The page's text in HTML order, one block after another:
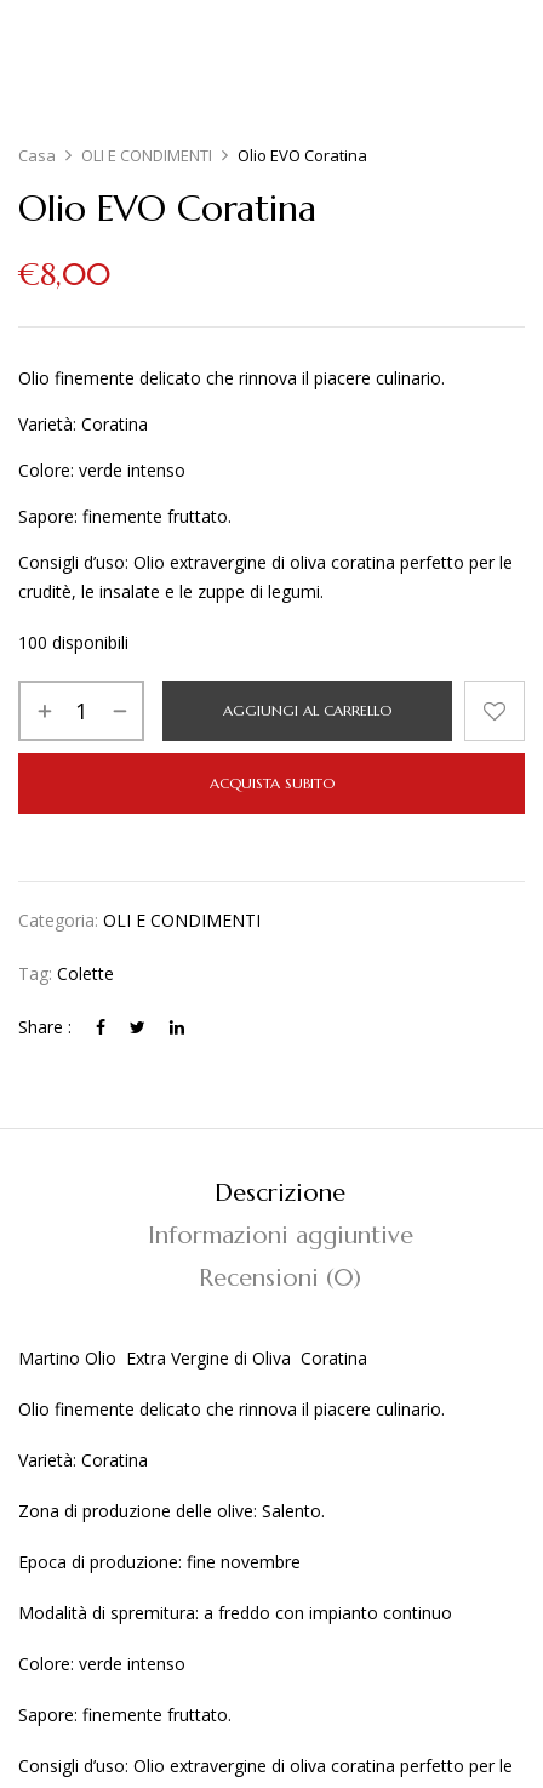
Casa OLI E CONDIMENTI Olio EVO Coratina
Olio EVO Coratina
€8,00
Olio finemente delicato che rinnova il piacere culinario.
Varietà: Coratina
Colore: verde intenso
Sapore: finemente fruttato.
Consigli d’uso: Olio extravergine di oliva coratina perfetto per le
cruditè, le insalate e le zuppe di legumi.
100 disponibili
AGGIUNGI AL CARRELLO
ACQUISTA SUBITO
Categoria: OLI E CONDIMENTI
Tag: Colette
Share :
Descrizione
Informazioni aggiuntive
Recensioni (0)
Martino Olio Extra Vergine di Oliva Coratina
Olio finemente delicato che rinnova il piacere culinario.
Varietà: Coratina
Zona di produzione delle olive: Salento.
Epoca di produzione: fine novembre
Modalità di spremitura: a freddo con impianto continuo
Colore: verde intenso
Sapore: finemente fruttato.
Consigli d’uso: Olio extravergine di oliva coratina perfetto per le